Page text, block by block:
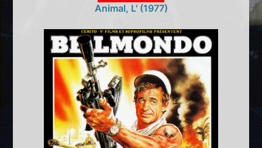
Animal, L' (1977)